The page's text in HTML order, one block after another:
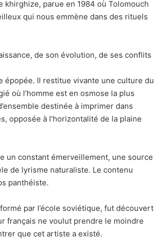
parue en 1984 où Tolomouch
qui nous emmène dans des rituels
de son évolution, de ses conflits
épopée. Il restitue vivante une culture du
où l’homme est en osmose la plus
destinée à imprimer dans
opposée à l’horizontalité de la plaine
un constant émerveillement, une source
de lyrisme naturaliste. Le contenu
panthéiste.
par l’école soviétique, fut découvert
français ne voulut prendre le moindre
que cet artiste a existé.